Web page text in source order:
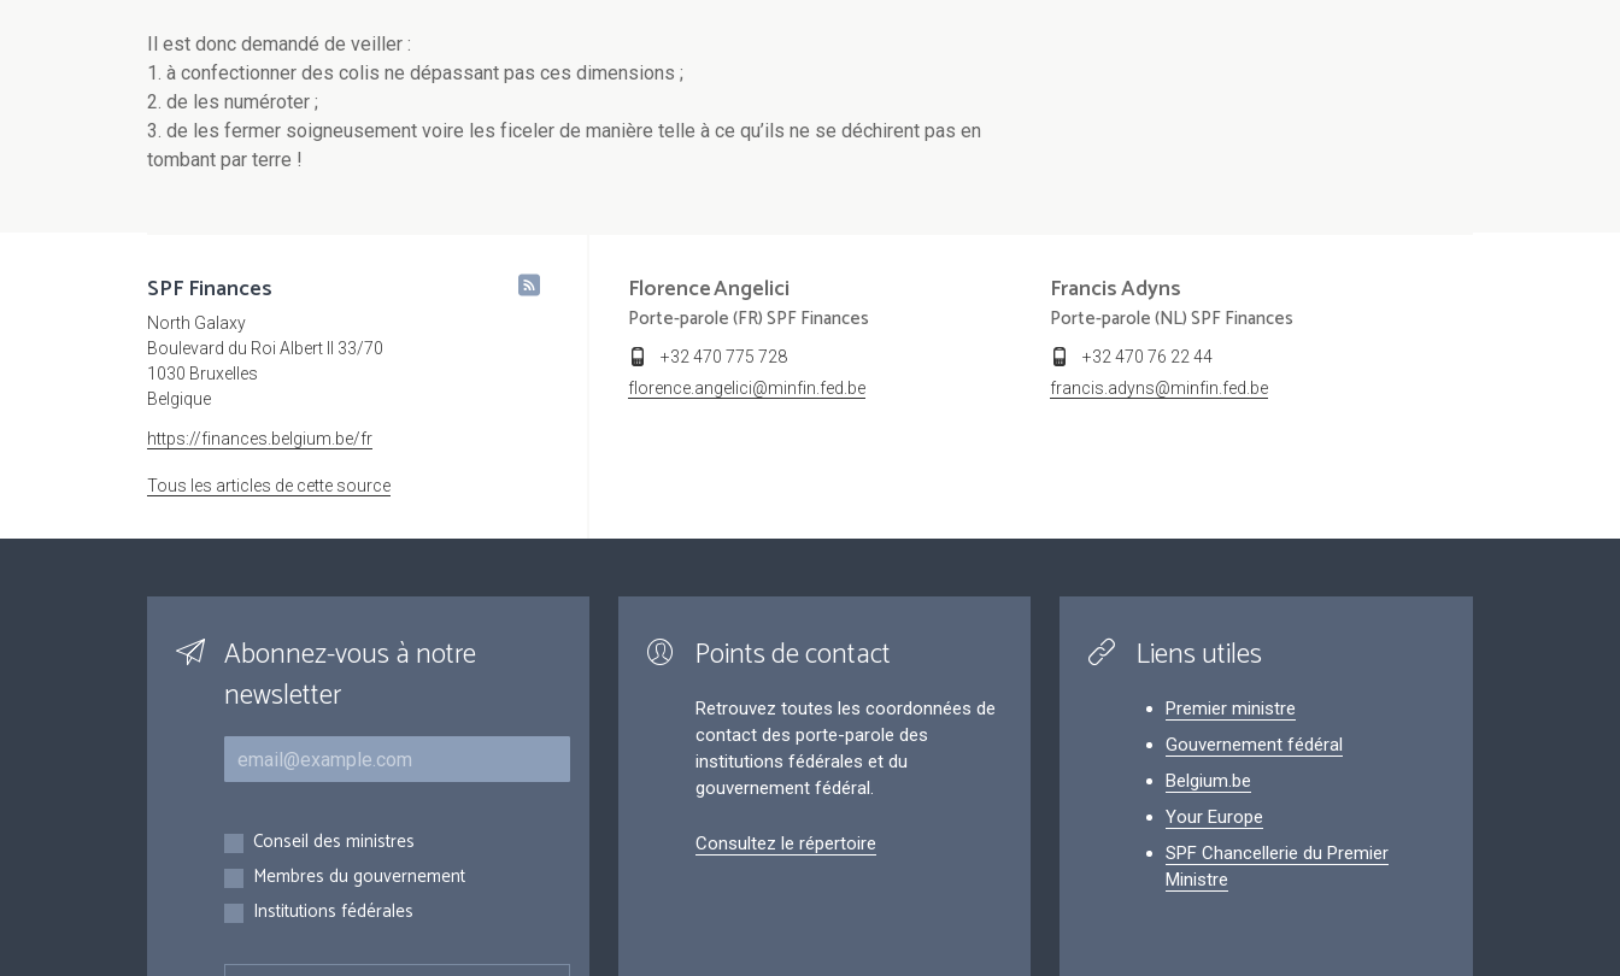
Il est donc demandé de veiller :
1. à confectionner des colis ne dépassant pas ces dimensions ;
2. de les numéroter ;
3. de les fermer soigneusement voire les ficeler de manière telle à ce qu’ils ne se déchirent pas en
tombant par terre !
SPF Finances
North Galaxy
Boulevard du Roi Albert II 33/70
1030 Bruxelles
Belgique
https://finances.belgium.be/fr
Tous les articles de cette source
FlorenceAngelici
Porte-parole (FR) SPF Finances
+32 470 775 728
florence.angelici@minfin.fed.be
FrancisAdyns
Porte-parole (NL) SPF Finances
+32 470 76 22 44
francis.adyns@minfin.fed.be
Abonnez-vous à notre
newsletter
Courriel
Inscriptions
Conseil des ministres
Membres du gouvernement
Institutions fédérales
Points de contact
Retrouvez toutes les coordonnées de
contact des porte-parole des
institutions fédérales et du
gouvernement fédéral.
Consultez le répertoire
Liens utiles
Premier ministre
Gouvernement fédéral
Belgium.be
Your Europe
SPF Chancellerie du Premier
Ministre